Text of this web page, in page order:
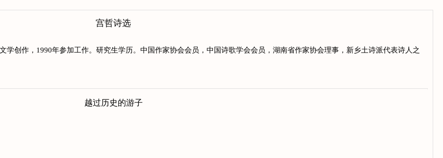
宫哲诗选
创作，1990年参加工作。研究生学历。中国作家协会会员，中国诗歌学会会员，湖南省作家协会理事，新乡土诗派代表诗人之
越过历史的游子